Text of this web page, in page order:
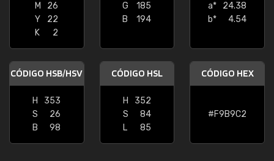
M
26
Y
22
K
2
G
185
B
194
a*
24.38
b*
4.54
CÓDIGO HSB/HSV
H
353
S
26
B
98
CÓDIGO HSL
H
352
S
84
L
85
CÓDIGO HEX
#F9B9C2